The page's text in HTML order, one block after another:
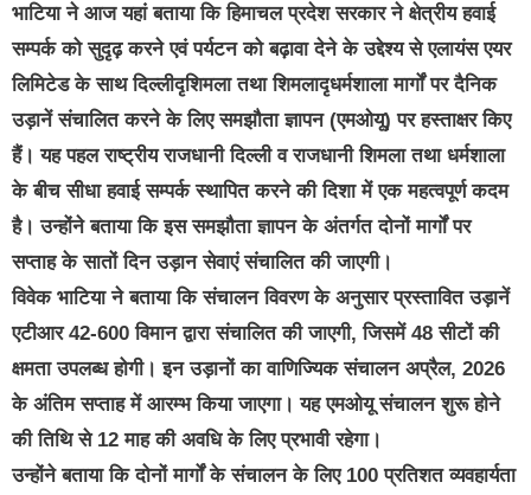
भाटिया ने आज यहां बताया कि हिमाचल प्रदेश सरकार ने क्षेत्रीय हवाई
सम्पर्क को सुदृढ़ करने एवं पर्यटन को बढ़ावा देने के उद्देश्य से एलायंस एयर
लिमिटेड के साथ दिल्लीदृशिमला तथा शिमलादृधर्मशाला मार्गों पर दैनिक
उड़ानें संचालित करने के लिए समझौता ज्ञापन (एमओयू) पर हस्ताक्षर किए
हैं। यह पहल राष्ट्रीय राजधानी दिल्ली व राजधानी शिमला तथा धर्मशाला
के बीच सीधा हवाई सम्पर्क स्थापित करने की दिशा में एक महत्वपूर्ण कदम
है। उन्होंने बताया कि इस समझौता ज्ञापन के अंतर्गत दोनों मार्गों पर
सप्ताह के सातों दिन उड़ान सेवाएं संचालित की जाएगी।
विवेक भाटिया ने बताया कि संचालन विवरण के अनुसार प्रस्तावित उड़ानें
एटीआर 42-600 विमान द्वारा संचालित की जाएगी, जिसमें 48 सीटों की
क्षमता उपलब्ध होगी। इन उड़ानों का वाणिज्यिक संचालन अप्रैल, 2026
के अंतिम सप्ताह में आरम्भ किया जाएगा। यह एमओयू संचालन शुरू होने
की तिथि से 12 माह की अवधि के लिए प्रभावी रहेगा।
उन्होंने बताया कि दोनों मार्गों के संचालन के लिए 100 प्रतिशत व्यवहार्यता